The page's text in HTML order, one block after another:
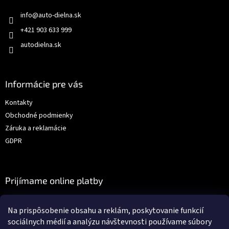
Na prispôsobenie obsahu a reklám, poskytovanie funkcií
sociálnych médií a analýzu návštevnosti používame súbory
info@auto-dielna.sk
+421 903 633 999
autodielna.sk
Informácie pre vás
Kontakty
Obchodné podmienky
Záruka a reklamácie
GDPR
Prijímame online platby